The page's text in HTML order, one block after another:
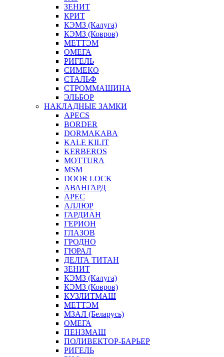
ЗЕНИТ
КРИТ
КЭМЗ (Калуга)
КЭМЗ (Ковров)
МЕТТЭМ
ОМЕГА
РИГЕЛЬ
СИМЕКО
СТАЛЬФ
СТРОММАШИНА
ЭЛЬБОР
НАКЛАДНЫЕ ЗАМКИ
APECS
BORDER
DORMAKABA
KALE KILIT
KERBEROS
MOTTURA
MSM
DOOR LOCK
АВАНГАРД
АРЕС
АЛЛЮР
ГАРДИАН
ГЕРИОН
ГЛАЗОВ
ГРОДНО
ГЮРАЛ
ДЕЛГА ТИТАН
ЗЕНИТ
КЭМЗ (Калуга)
КЭМЗ (Ковров)
КУЗЛИТМАШ
МЕТТЭМ
МЗАЛ (Беларусь)
ОМЕГА
ПЕНЗМАШ
ПОЛИВЕКТОР-БАРЬЕР
РИГЕЛЬ